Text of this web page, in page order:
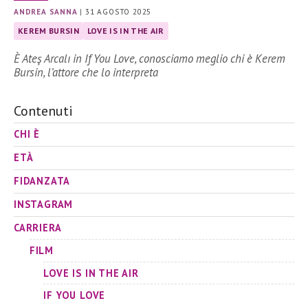
ANDREA SANNA |31 AGOSTO 2025
KEREM BURSIN LOVE IS IN THE AIR
È Ateş Arcalı in If You Love, conosciamo meglio chi è Kerem
Bursin, l’attore che lo interpreta
Contenuti
CHI È
ETÀ
FIDANZATA
INSTAGRAM
CARRIERA
FILM
LOVE IS IN THE AIR
IF YOU LOVE